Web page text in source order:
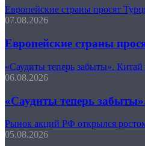
Европейские страны просят
07.08.2026
Европейские страны
«Саудиты теперь забыты».
06.08.2026
«Саудиты теперь
Рынок акций РФ открылся
05.08.2026